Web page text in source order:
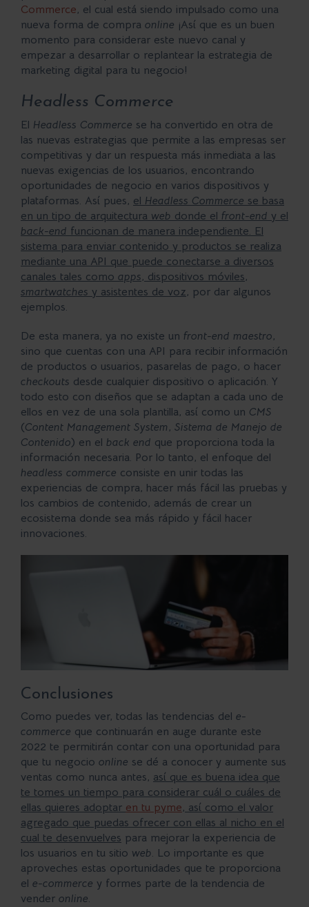
Commerce, el cual está siendo impulsado como una
nueva forma de compra online ¡Así que es un buen
momento para considerar este nuevo canal y
empezar a desarrollar o replantear la estrategia de
marketing digital para tu negocio!
Headless Commerce
El Headless Commerce se ha convertido en otra de
las nuevas estrategias que permite a las empresas ser
competitivas y dar un respuesta más inmediata a las
nuevas exigencias de los usuarios, encontrando
oportunidades de negocio en varios dispositivos y
plataformas. Así pues, el Headless Commerce se basa
en un tipo de arquitectura web donde el front-end y el
back-end funcionan de manera independiente. El
sistema para enviar contenido y productos se realiza
mediante una API que puede conectarse a diversos
canales tales como apps, dispositivos móviles,
smartwatches y asistentes de voz, por dar algunos
ejemplos.
De esta manera, ya no existe un front-end maestro,
sino que cuentas con una API para recibir información
de productos o usuarios, pasarelas de pago, o hacer
checkouts desde cualquier dispositivo o aplicación. Y
todo esto con diseños que se adaptan a cada uno de
ellos en vez de una sola plantilla, así como un CMS
(Content Management System , Sistema de Manejo de
Contenido) en el back end que proporciona toda la
información necesaria. Por lo tanto, el enfoque del
headless commerce consiste en unir todas las
experiencias de compra, hacer más fácil las pruebas y
los cambios de contenido, además de crear un
ecosistema donde sea más rápido y fácil hacer
innovaciones.
Conclusiones
Como puedes ver, todas las tendencias del e-
commerce que continuarán en auge durante este
2022 te permitirán contar con una oportunidad para
que tu negocio online se dé a conocer y aumente sus
ventas como nunca antes, así que es buena idea que
te tomes un tiempo para considerar cuál o cuáles de
ellas quieres adoptar en tu pyme, así como el valor
agregado que puedas ofrecer con ellas al nicho en el
cual te desenvuelves para mejorar la experiencia de
los usuarios en tu sitio web. Lo importante es que
aproveches estas oportunidades que te proporciona
el e-commerce y formes parte de la tendencia de
vender online.